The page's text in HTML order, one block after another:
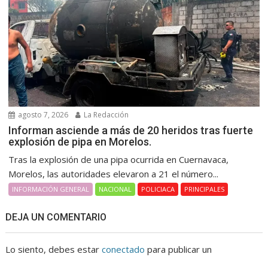
agosto 7, 2026 La Redacción
Informan asciende a más de 20 heridos tras fuerte
explosión de pipa en Morelos.
Tras la explosión de una pipa ocurrida en Cuernavaca,
Morelos, las autoridades elevaron a 21 el número...
INFORMACIÓN GENERAL NACIONAL POLICIACA PRINCIPALES
DEJA UN COMENTARIO
Lo siento, debes estarconectado para publicar un